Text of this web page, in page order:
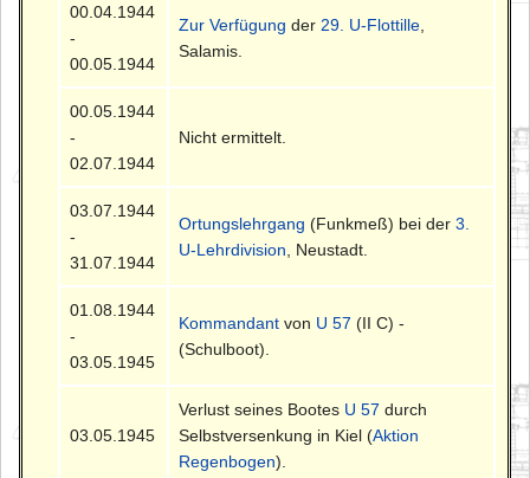
00.04.1944
-
00.05.1944
Zur Verfügung der 29. U-Flottille
Salamis.
00.05.1944
-
02.07.1944
Nicht ermittelt.
03.07.1944
-
31.07.1944
Ortungslehrgang (Funkmeß) bei der3.
U-Lehrdivision , Neustadt.
01.08.1944
-
03.05.1945
Kommandant von U 57 (II C) -
(Schulboot).
03.05.1945
Verlust seines Bootes U 57 durch
Selbstversenkung in Kiel (Aktion
Regenbogen).